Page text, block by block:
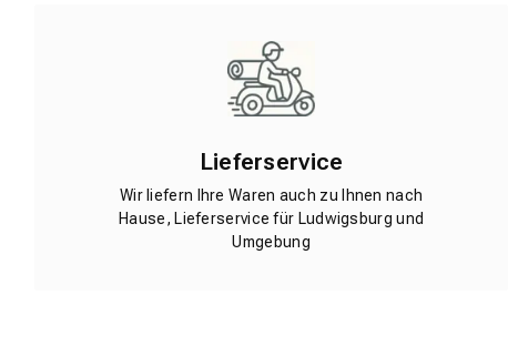
Lieferservice
Wir liefern Ihre Waren auch zu Ihnen nach
Hause, Lieferservice für Ludwigsburg und
Umgebung